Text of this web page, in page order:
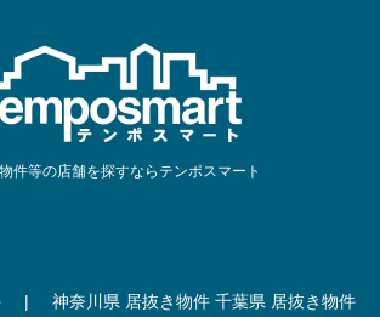
件等の店舗を探すならテンポスマート
| 神奈川県 居抜き物件 千葉県 居抜き物件